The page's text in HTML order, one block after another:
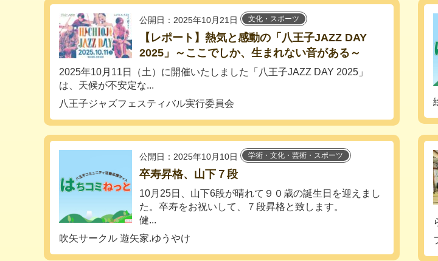
公開日：2025年10月21日 文化・スポーツ
【レポート】熱気と感動の「八王子JAZZ DAY
2025」～ここでしか、生まれない音がある～
2025年10月11日（土）に開催いたしました「八王子JAZZ DAY 2025」
は、天候が不安定な...
八王子ジャズフェスティバル実行委員会
公開日：2025年10月10日 学術・文化・芸術・スポーツ
卒寿昇格、山下７段
10月25日、山下6段が晴れて９０歳の誕生日を迎えまし
た。卒寿をお祝いして、７段昇格と致します。
健...
吹矢サークル 遊矢家.ゆうやけ